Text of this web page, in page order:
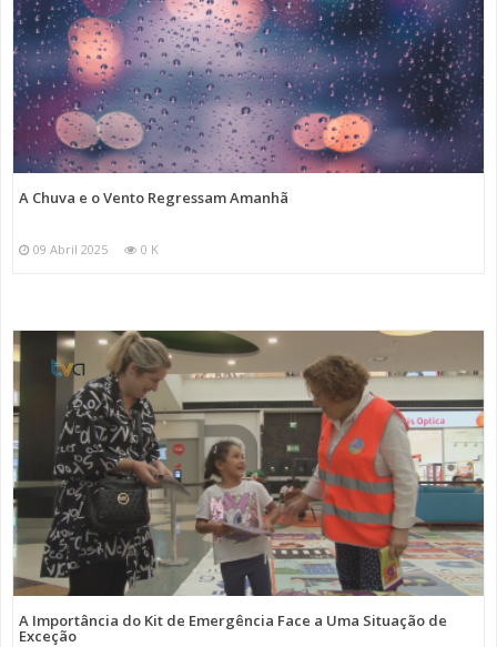
A Chuva e o Vento Regressam Amanhã
09 Abril 2025 0 K
A Importância do Kit de Emergência Face a Uma Situação de
Exceção